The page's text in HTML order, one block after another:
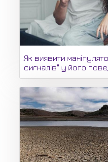
Як виявити
сигналів" у його